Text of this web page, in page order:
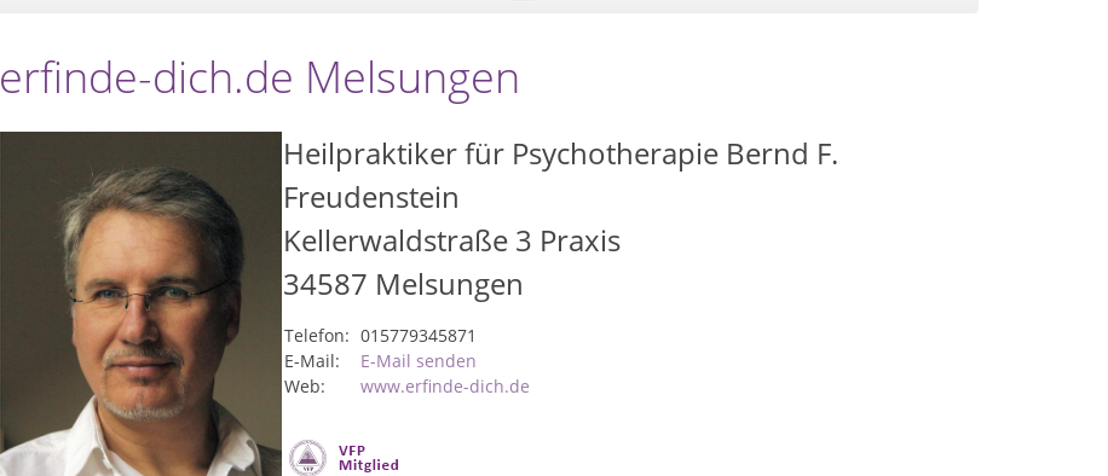
erfinde-dich.de Melsungen
Heilpraktiker für Psychotherapie Bernd F.
Freudenstein
Kellerwaldstraße 3 Praxis
34587 Melsungen
Telefon: 015779345871
E-Mail:
E-Mail senden
Web:
www.erfinde-dich.de